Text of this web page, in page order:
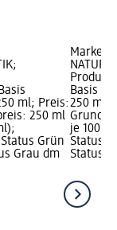
ml; Preis:
250 ml
Grün
Grau dm
Marke:
Basis
250 ml;
je 100
Status
Status